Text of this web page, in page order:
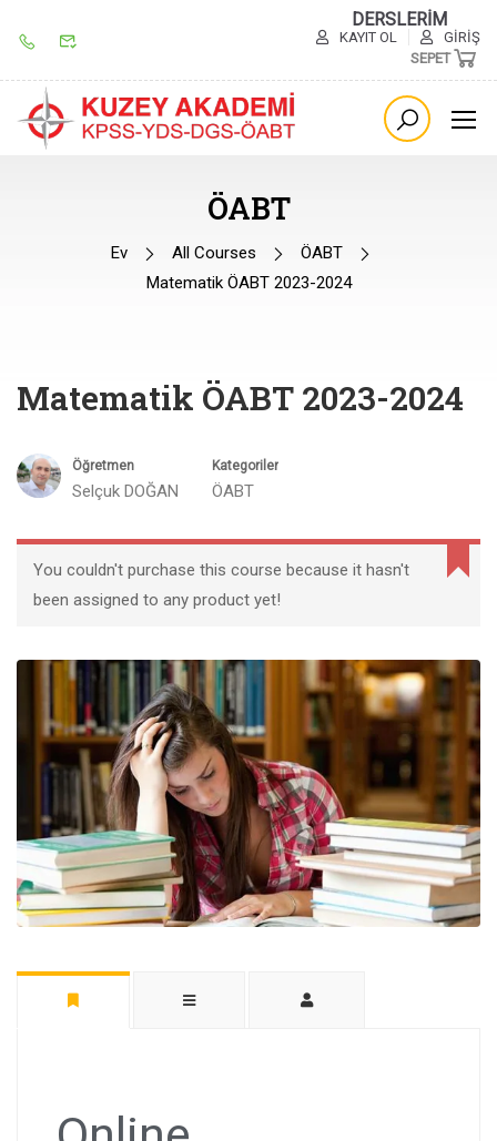
DERSLERİM
KAYIT OL
GIRIŞ
SEPET
ÖABT
Ev All Courses
ÖABT
Matematik ÖABT 2023-2024
Matematik ÖABT 2023-2024
Öğretmen
Selçuk DOĞAN
Kategoriler
ÖABT
You couldn't purchase this course because it hasn't
been assigned to any product yet!